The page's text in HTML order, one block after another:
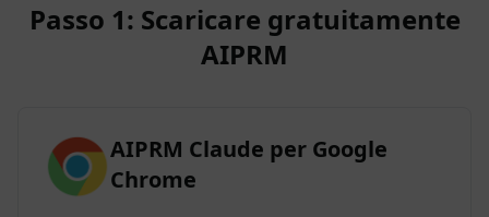
Passo 1: Scaricare gratuitamente
AIPRM
AIPRM Claude per Google
Chrome